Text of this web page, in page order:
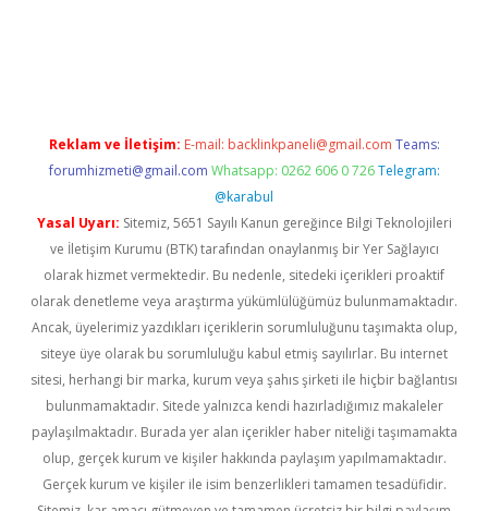
Reklam ve İletişim: E-mail: backlinkpaneli@gmail.com Teams:
forumhizmeti@gmail.com Whatsapp: 0262 606 0 726 Telegram:
@karabul
Yasal Uyarı: Sitemiz, 5651 Sayılı Kanun gereğince Bilgi Teknolojileri
ve İletişim Kurumu (BTK) tarafından onaylanmış bir Yer Sağlayıcı
olarak hizmet vermektedir. Bu nedenle, sitedeki içerikleri proaktif
olarak denetleme veya araştırma yükümlülüğümüz bulunmamaktadır.
Ancak, üyelerimiz yazdıkları içeriklerin sorumluluğunu taşımakta olup,
siteye üye olarak bu sorumluluğu kabul etmiş sayılırlar. Bu internet
sitesi, herhangi bir marka, kurum veya şahıs şirketi ile hiçbir bağlantısı
bulunmamaktadır. Sitede yalnızca kendi hazırladığımız makaleler
paylaşılmaktadır. Burada yer alan içerikler haber niteliği taşımamakta
olup, gerçek kurum ve kişiler hakkında paylaşım yapılmamaktadır.
Gerçek kurum ve kişiler ile isim benzerlikleri tamamen tesadüfidir.